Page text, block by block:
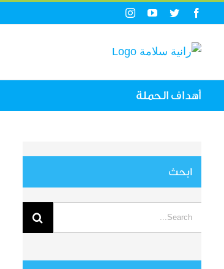
to
content
Facebook
Twitter
YouTube
Instagram
أهداف الحملة
ابحث